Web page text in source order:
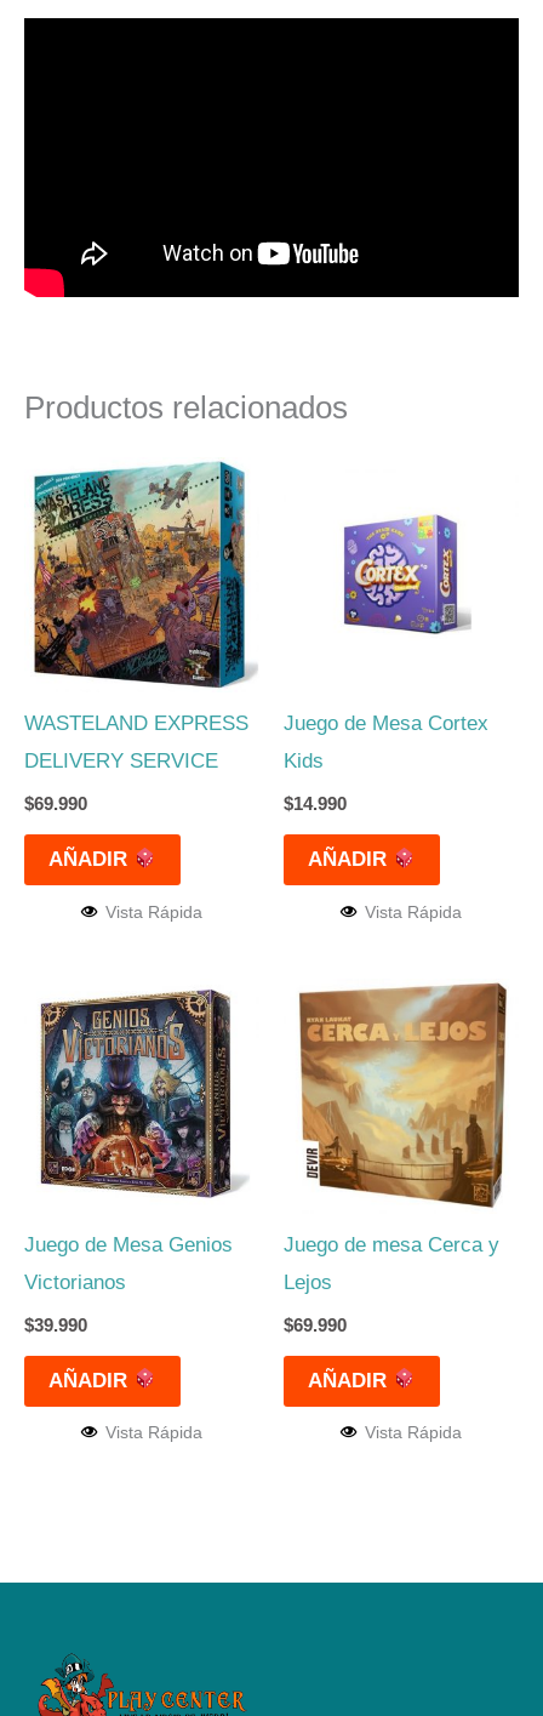
Productos relacionados
WASTELAND EXPRESS
DELIVERY SERVICE
$69.990
AÑADIR
Vista Rápida
Juego de Mesa Cortex
Kids
$14.990
AÑADIR
Vista Rápida
Juego de Mesa Genios
Victorianos
$39.990
AÑADIR
Vista Rápida
Juego de mesa Cerca y
Lejos
$69.990
AÑADIR
Vista Rápida